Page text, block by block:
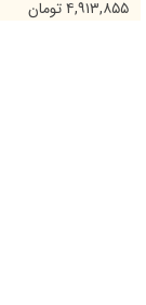
۴,۹۱۳,۸۵۵ تومان